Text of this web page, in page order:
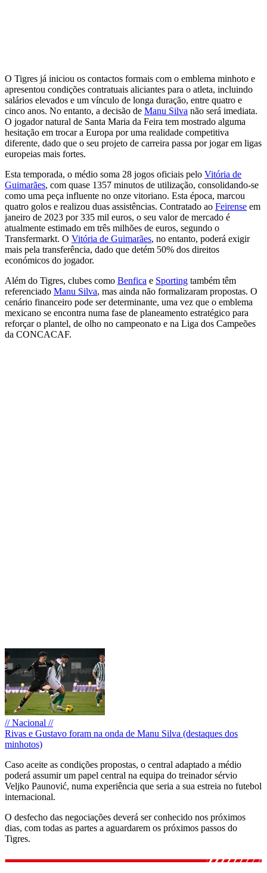
O Tigres já iniciou os contactos formais com o emblema minhoto e
apresentou condições contratuais aliciantes para o atleta, incluindo
salários elevados e um vínculo de longa duração, entre quatro e
cinco anos. No entanto, a decisão de Manu Silva não será imediata.
O jogador natural de Santa Maria da Feira tem mostrado alguma
hesitação em trocar a Europa por uma realidade competitiva
diferente, dado que o seu projeto de carreira passa por jogar em ligas
europeias mais fortes.
Esta temporada, o médio soma 28 jogos oficiais pelo Vitória de
Guimarães, com quase 1357 minutos de utilização, consolidando-se
como uma peça influente no onze vitoriano. Esta época, marcou
quatro golos e realizou duas assistências. Contratado ao Feirense em
janeiro de 2023 por 335 mil euros, o seu valor de mercado é
atualmente estimado em três milhões de euros, segundo o
Transfermarkt. O Vitória de Guimarães, no entanto, poderá exigir
mais pela transferência, dado que detém 50% dos direitos
económicos do jogador.
Além do Tigres, clubes como Benfica e Sporting também têm
referenciado Manu Silva, mas ainda não formalizaram propostas. O
cenário financeiro pode ser determinante, uma vez que o emblema
mexicano se encontra numa fase de planeamento estratégico para
reforçar o plantel, de olho no campeonato e na Liga dos Campeões
da CONCACAF.
// Nacional //
Rivas e Gustavo foram na onda de Manu Silva (destaques dos
minhotos)
Caso aceite as condições propostas, o central adaptado a médio
poderá assumir um papel central na equipa do treinador sérvio
Veljko Paunović, numa experiência que seria a sua estreia no futebol
internacional.
O desfecho das negociações deverá ser conhecido nos próximos
dias, com todas as partes a aguardarem os próximos passos do
Tigres.